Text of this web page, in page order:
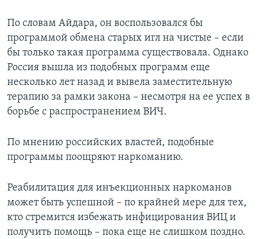
По словам Айдара, он воспользовался бы
программой обмена старых игл на чистые – если
бы только такая программа существовала. Однако
Россия вышла из подобных программ еще
несколько лет назад и вывела заместительную
терапию за рамки закона – несмотря на ее успех в
борьбе с распространением ВИЧ.
По мнению российских властей, подобные
программы поощряют наркоманию.
Реабилитация для инъекционных наркоманов
может быть успешной – по крайней мере для тех,
кто стремится избежать инфицирования ВИЦ и
получить помощь – пока еще не слишком поздно.